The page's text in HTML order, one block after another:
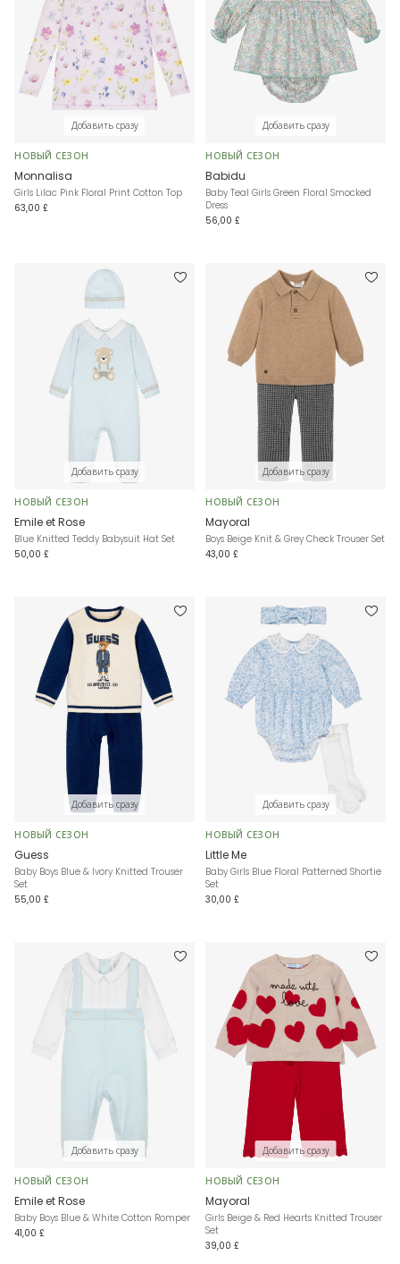
Добавить сразу
НОВЫЙ СЕЗОН
Monnalisa
Girls Lilac Pink Floral Print Cotton Top
63,00 £
Добавить сразу
НОВЫЙ СЕЗОН
Babidu
Baby Teal Girls Green Floral Smocked
Dress
56,00 £
Добавить сразу
НОВЫЙ СЕЗОН
Emile et Rose
Blue Knitted Teddy Babysuit Hat Set
50,00 £
Добавить сразу
НОВЫЙ СЕЗОН
Mayoral
Boys Beige Knit & Grey Check Trouser Set
43,00 £
Добавить сразу
НОВЫЙ СЕЗОН
Guess
Baby Boys Blue & Ivory Knitted Trouser
Set
55,00 £
Добавить сразу
НОВЫЙ СЕЗОН
Little Me
Baby Girls Blue Floral Patterned Shortie
Set
30,00 £
Добавить сразу
НОВЫЙ СЕЗОН
Emile et Rose
Baby Boys Blue & White Cotton Romper
41,00 £
Добавить сразу
НОВЫЙ СЕЗОН
Mayoral
Girls Beige & Red Hearts Knitted Trouser
Set
39,00 £